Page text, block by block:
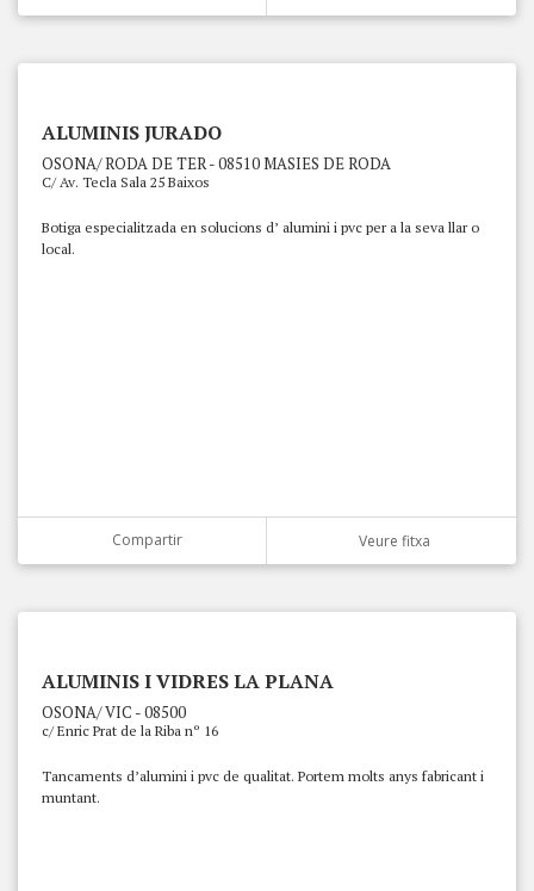
ALUMINIS JURADO
OSONA/ RODA DE TER - 08510 MASIES DE RODA
C/ Av. Tecla Sala 25 Baixos
Botiga especialitzada en solucions d’ alumini i pvc per a la seva llar o
local.
Compartir Veure fitxa
ALUMINIS I VIDRES LA PLANA
OSONA/ VIC - 08500
c/ Enric Prat de la Riba nº 16
Tancaments d’alumini i pvc de qualitat. Portem molts anys fabricant i
muntant.